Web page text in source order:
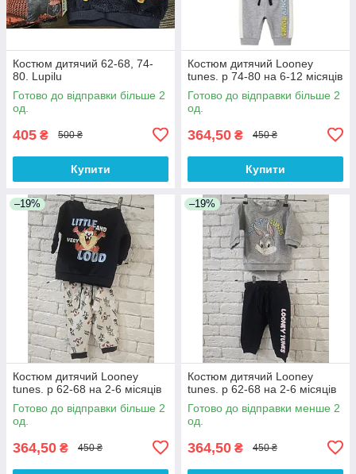
Костюм дитячий 62-68, 74-
80. Lupilu
Готово до відправки більше 2
од.
405 ₴ 500 ₴
Купити
Костюм дитячий Looney
tunes. р 74-80 на 6-12 місяців
Готово до відправки більше 2
од.
364,50 ₴ 450 ₴
Купити
–19%
Костюм дитячий Looney
tunes. р 62-68 на 2-6 місяців
Готово до відправки більше 2
од.
364,50 ₴ 450 ₴
–19%
Костюм дитячий Looney
tunes. р 62-68 на 2-6 місяців
Готово до відправки менше 2
од.
364,50 ₴ 450 ₴